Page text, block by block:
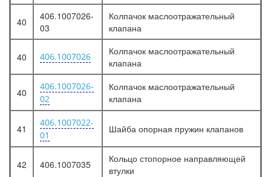
40
406.1007026-
03
Колпачок маслоотражательный
клапана
40 406.1007026
Колпачок маслоотражательный
клапана
40
406.1007026-
02
Колпачок маслоотражательный
клапана
41
406.1007022-
01
Шайба опорная пружин клапанов
42 406.1007035
Кольцо стопорное направляющей
втулки